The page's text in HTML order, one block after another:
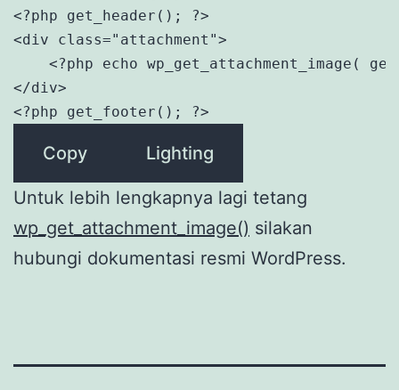
<?php get_header(); ?>
<div class="attachment">
<?php echo wp_get_attachment_image(
</div>
<?php get_footer(); ?>
Copy Lighting
Untuk lebih lengkapnya lagi tetang
wp_get_attachment_image() silakan
hubungi dokumentasi resmi WordPress.